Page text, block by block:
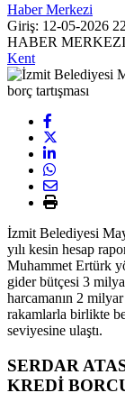
Haber Merkezi
Giriş: 12-05-2026
HABER MERKEZI
Kent
İzmit Belediyesi
yılı kesin hesap
Muhammet Ertürk
gider bütçesi 3
harcamanın 2
rakamlarla birlikte
seviyesine ulaştı.
SERDAR
KREDİ